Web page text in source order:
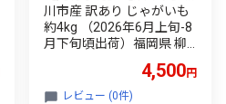
川市産 訳あり じゃがいも
約4kg （2026年6月上旬-8
月下旬頃出荷）福岡県 柳
4,500円
レビュー (0件)